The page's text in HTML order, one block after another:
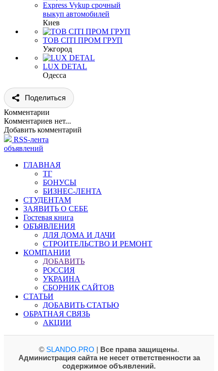
Express Vykup срочный
выкуп автомобилей
Киев
ТОВ СІТІ ПРОМ ГРУП
Ужгород
LUX DETAL
Одесса
Поделиться
Комментарии
Комментариев нет...
Добавить комментарий
RSS-лента
объявлений
ГЛАВНАЯ
ТГ
БОНУСЫ
БИЗНЕС-ЛЕНТА
СТУДЕНТАМ
ЗАЯВИТЬ О СЕБЕ
Гостевая книга
ОБЪЯВЛЕНИЯ
ДЛЯ ДОМА И ДАЧИ
СТРОИТЕЛЬСТВО И РЕМОНТ
КОМПАНИИ
ДОБАВИТЬ
РОССИЯ
УКРАИНА
СБОРНИК САЙТОВ
СТАТЬИ
ДОБАВИТЬ СТАТЬЮ
ОБРАТНАЯ СВЯЗЬ
АКЦИИ
© SLANDO.PRO | Все права защищены.
Администрация сайта не несет ответственности за
содержимое объявлений.